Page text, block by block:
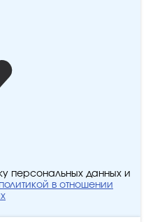
персональных данных и
политикой в отношении